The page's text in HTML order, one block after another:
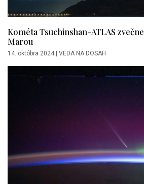
Kométa Tsuchinshan-ATLAS
Marou
14. októbra 2024 VEDA NA DOSAH